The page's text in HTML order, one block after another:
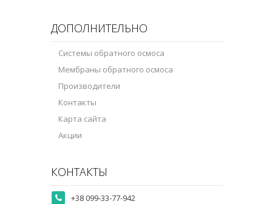
ДОПОЛНИТЕЛЬНО
Системы обратного осмоса
Мембраны обратного осмоса
Производители
Контакты
Карта сайта
Акции
КОНТАКТЫ
+38 099-33-77-942